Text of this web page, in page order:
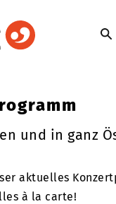
und in ganz
aktuelles
à la carte!